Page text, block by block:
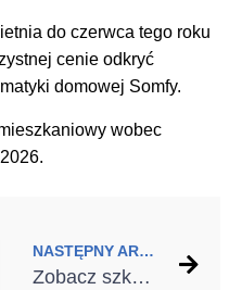
do czerwca tego roku
cenie odkryć
domowej Somfy.
wobec
NASTĘPNY ARTYKUŁ
Zobacz szkolenie FAKRO dla uczniów i nauczycieli